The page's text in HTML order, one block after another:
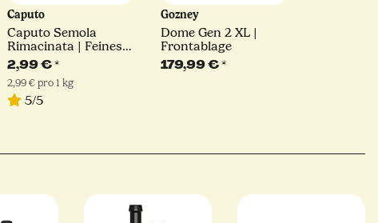
Caputo
Caputo Semola
Rimacinata | Feines
Hartweizengrieß | 1kg
2,99 €*
2,99 € pro 1 kg
5/5
Gozney
Dome Gen 2 XL |
Frontablage
179,99 €*